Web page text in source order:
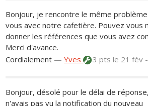
Bonjour, je rencontre le même
vous avec notre cafetière. Pouvez vous
donner les références que vous avez
Merci d'avance.
Cordialement —Yves 3 ptsle 21 fév
Bonjour, désolé pour le délai de
n'avais pas vu la notification du nouveau